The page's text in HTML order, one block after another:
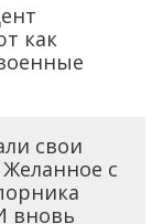
как
свои
с
вновь